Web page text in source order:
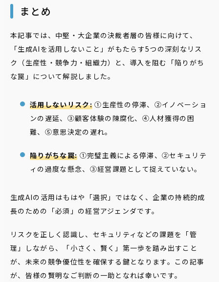
まとめ
本記事では、中堅・大企業の決裁者層の皆様に向けて、
「生成AIを活用しないこと」がもたらす5つの深刻なリス
ク（生産性・競争力・組織力）と、導入を阻む「陥りがち
な罠」について解説しました。
活用しないリスク:①生産性の停滞、②イノベーショ
ンの遅延、③顧客体験の陳腐化、④人材獲得の困
難、⑤意思決定の遅れ。
陥りがちな罠: ①完璧主義による停滞、②セキュリテ
ィの過度な懸念、③経営課題として捉えていない。
生成AIの活用はもはや「選択」ではなく、企業の持続的成
長のための「必須」の経営アジェンダです。
リスクを正しく認識し、セキュリティなどの課題を「管
理」しながら、「小さく、賢く」第一歩を踏み出すこと
が、未来の競争優位性を確保する鍵となります。この記事
が、皆様の賢明なご判断の一助となれば幸いです。